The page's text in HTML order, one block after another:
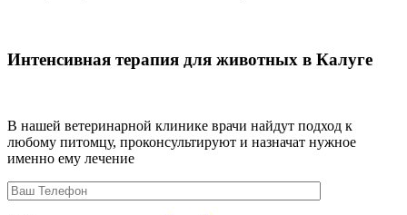
Интенсивная терапия для животных в Калуге
В нашей ветеринарной клинике врачи найдут подход к
любому питомцу, проконсультируют и назначат нужное
именно ему лечение